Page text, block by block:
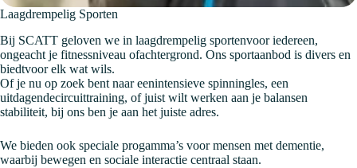
Laagdrempelig Sporten
Bij SCATT geloven we in laagdrempelig sportenvoor iedereen,
ongeacht je fitnessniveau ofachtergrond. Ons sportaanbod is divers en
biedtvoor elk wat wils.
Of je nu op zoek bent naar eenintensieve spinningles, een
uitdagendecircuittraining, of juist wilt werken aan je balansen
stabiliteit, bij ons ben je aan het juiste adres.
We bieden ook speciale progamma’s voor mensen met dementie,
waarbij bewegen en sociale interactie centraal staan.